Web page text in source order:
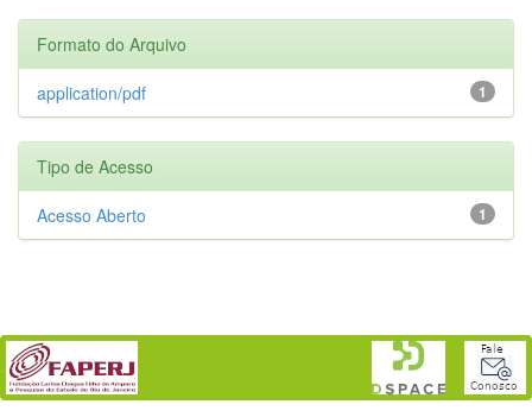
Formato do Arquivo
1
application/pdf
Tipo de Acesso
1
Acesso Aberto